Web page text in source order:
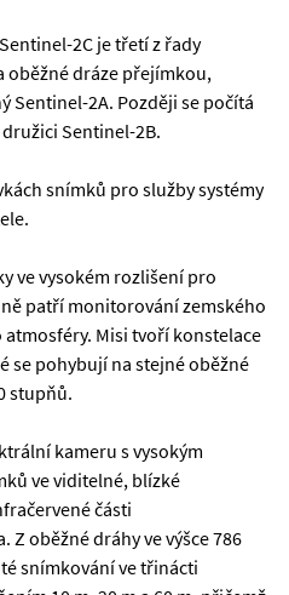
2C je třetí z řady
oběžné dráze přejímkou,
Sentinel-2A. Později se počítá
Sentinel-2B.
snímků pro služby systémy
ve vysokém rozlišení pro
patří monitorování zemského
Misi tvoří konstelace
se pohybují na stejné oběžné
stupňů.
kameru s vysokým
ve viditelné, blízké
části
oběžné dráhy ve výšce 786
snímkování ve třinácti